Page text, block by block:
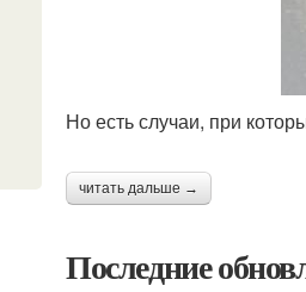
Но есть случаи, при
читать дальше →
Последние